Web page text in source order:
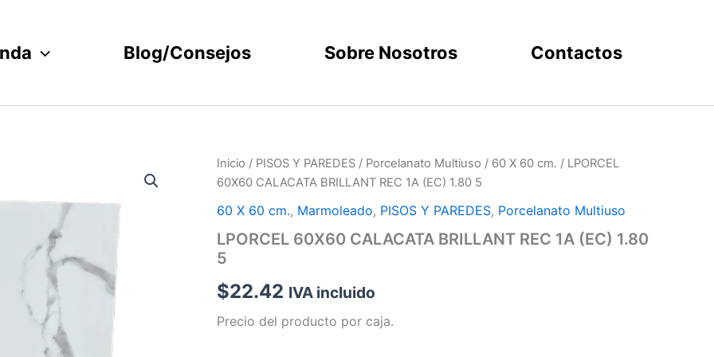
Blog/Consejos Sobre Nosotros Contactos
Inicio / PISOS Y PAREDES / Porcelanato Multiuso / 60 X 60 cm. / LPORCEL
60X60 CALACATA BRILLANT REC 1A (EC) 1.80 5
60 X 60 cm., Marmoleado, PISOS Y PAREDES, Porcelanato Multiuso
LPORCEL 60X60 CALACATA BRILLANT REC 1A (EC) 1.80
5
$22.42 IVA incluido
Precio del producto por caja.